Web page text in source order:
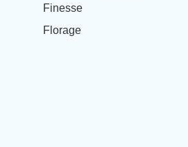
Finesse
Florage